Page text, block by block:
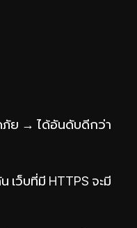
ภัย → ได้อันดับดีกว่า
เว็บที่มี HTTPS จะมี